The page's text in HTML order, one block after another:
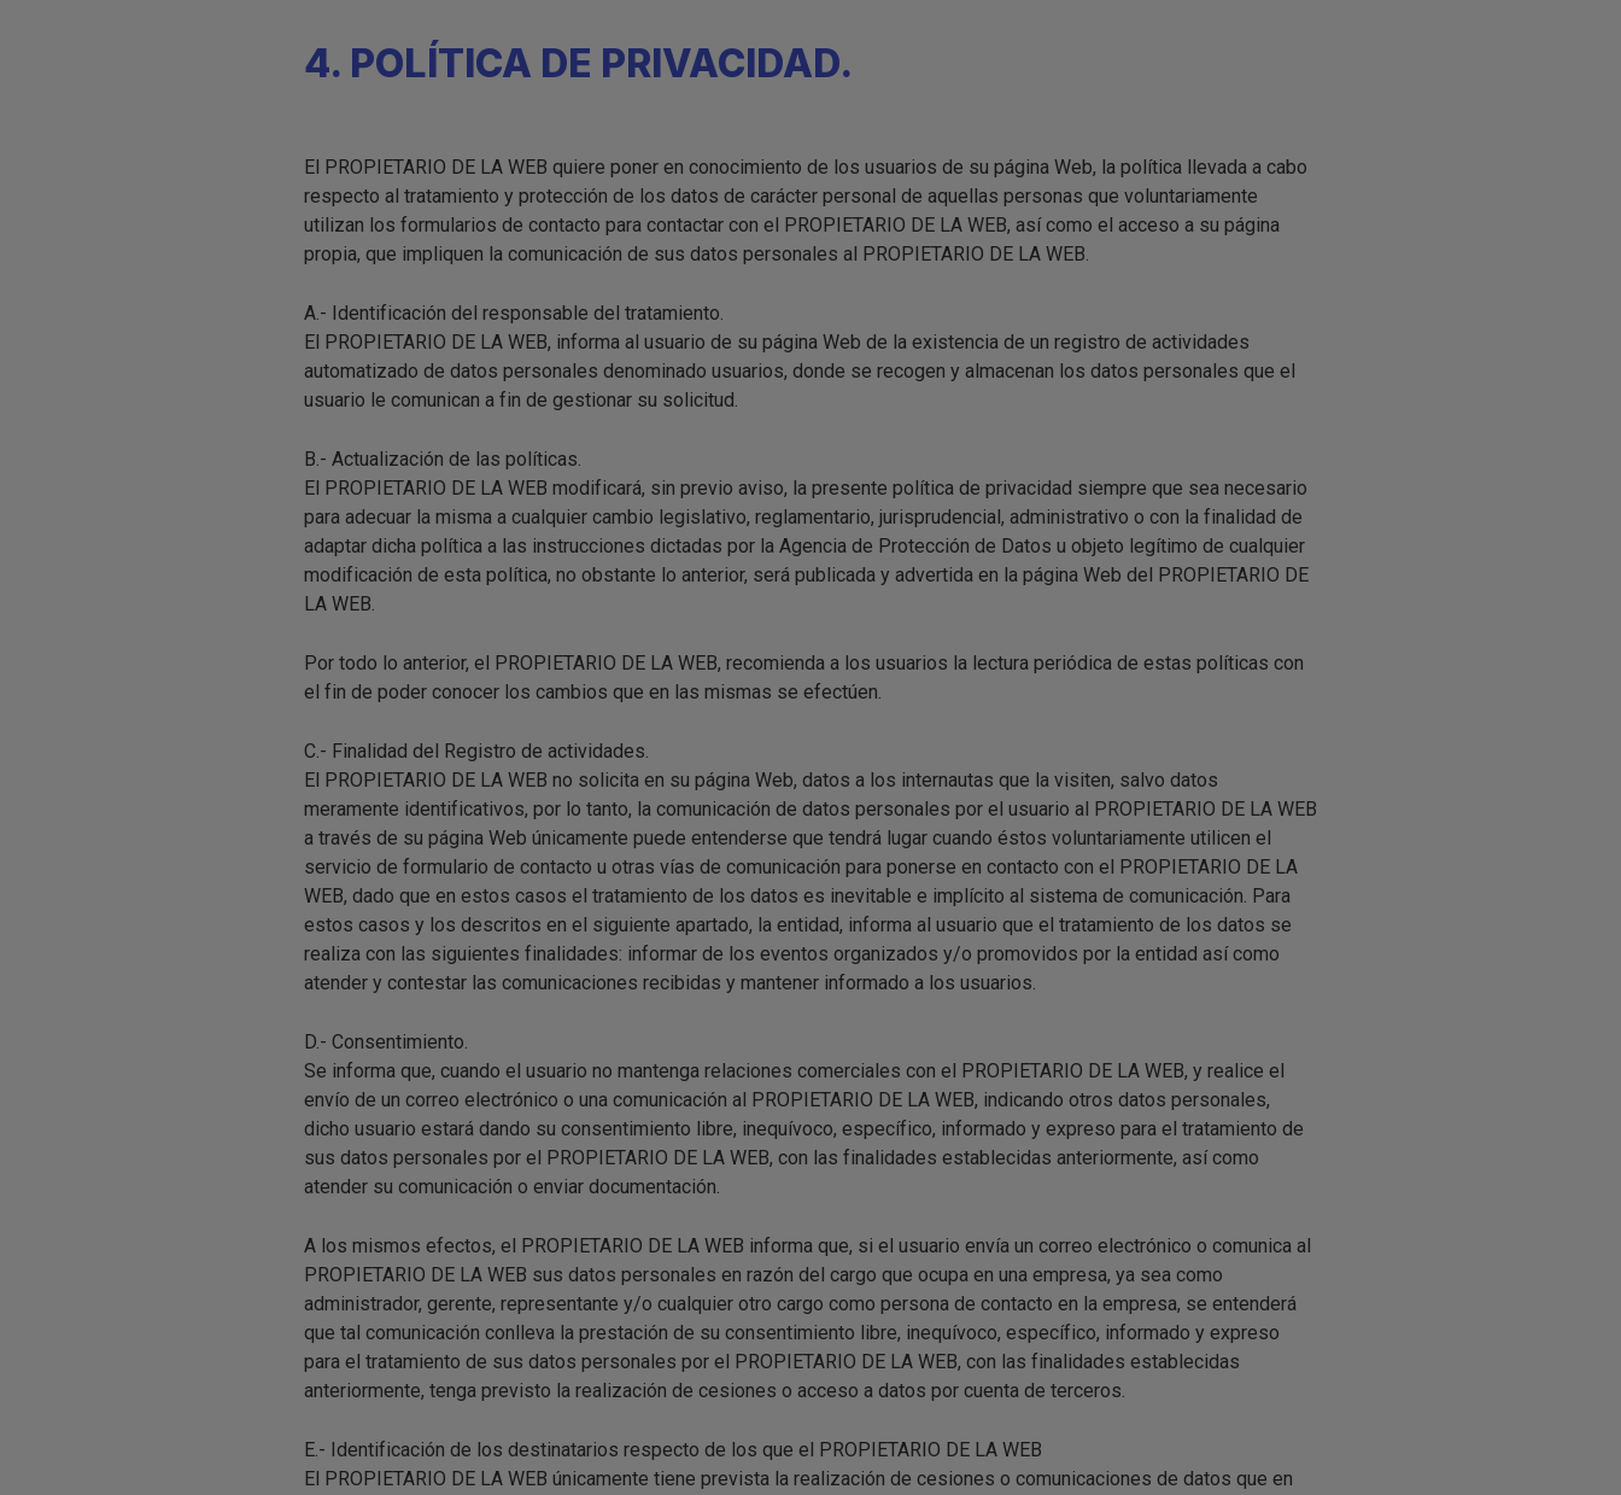
4. POLÍTICA DE PRIVACIDAD.
El PROPIETARIO DE LA WEB quiere poner en conocimiento de los usuarios de su página Web, la política llevada a cabo
respecto al tratamiento y protección de los datos de carácter personal de aquellas personas que voluntariamente
utilizan los formularios de contacto para contactar con el PROPIETARIO DE LA WEB, así como el acceso a su página
propia, que impliquen la comunicación de sus datos personales al PROPIETARIO DE LA WEB.
A.- Identificación del responsable del tratamiento.
El PROPIETARIO DE LA WEB, informa al usuario de su página Web de la existencia de un registro de actividades
automatizado de datos personales denominado usuarios, donde se recogen y almacenan los datos personales que el
usuario le comunican a fin de gestionar su solicitud.
B.- Actualización de las políticas.
El PROPIETARIO DE LA WEB modificará, sin previo aviso, la presente política de privacidad siempre que sea necesario
para adecuar la misma a cualquier cambio legislativo, reglamentario, jurisprudencial, administrativo o con la finalidad de
adaptar dicha política a las instrucciones dictadas por la Agencia de Protección de Datos u objeto legítimo de cualquier
modificación de esta política, no obstante lo anterior, será publicada y advertida en la página Web del PROPIETARIO DE
LA WEB.
Por todo lo anterior, el PROPIETARIO DE LA WEB, recomienda a los usuarios la lectura periódica de estas políticas con
el fin de poder conocer los cambios que en las mismas se efectúen.
C.- Finalidad del Registro de actividades.
El PROPIETARIO DE LA WEB no solicita en su página Web, datos a los internautas que la visiten, salvo datos
meramente identificativos, por lo tanto, la comunicación de datos personales por el usuario al PROPIETARIO DE LA WEB
a través de su página Web únicamente puede entenderse que tendrá lugar cuando éstos voluntariamente utilicen el
servicio de formulario de contacto u otras vías de comunicación para ponerse en contacto con el PROPIETARIO DE LA
WEB, dado que en estos casos el tratamiento de los datos es inevitable e implícito al sistema de comunicación. Para
estos casos y los descritos en el siguiente apartado, la entidad, informa al usuario que el tratamiento de los datos se
realiza con las siguientes finalidades: informar de los eventos organizados y/o promovidos por la entidad así como
atender y contestar las comunicaciones recibidas y mantener informado a los usuarios.
D.- Consentimiento.
Se informa que, cuando el usuario no mantenga relaciones comerciales con el PROPIETARIO DE LA WEB, y realice el
envío de un correo electrónico o una comunicación al PROPIETARIO DE LA WEB, indicando otros datos personales,
dicho usuario estará dando su consentimiento libre, inequívoco, específico, informado y expreso para el tratamiento de
sus datos personales por el PROPIETARIO DE LA WEB, con las finalidades establecidas anteriormente, así como
atender su comunicación o enviar documentación.
A los mismos efectos, el PROPIETARIO DE LA WEB informa que, si el usuario envía un correo electrónico o comunica al
PROPIETARIO DE LA WEB sus datos personales en razón del cargo que ocupa en una empresa, ya sea como
administrador, gerente, representante y/o cualquier otro cargo como persona de contacto en la empresa, se entenderá
que tal comunicación conlleva la prestación de su consentimiento libre, inequívoco, específico, informado y expreso
para el tratamiento de sus datos personales por el PROPIETARIO DE LA WEB, con las finalidades establecidas
anteriormente, tenga previsto la realización de cesiones o acceso a datos por cuenta de terceros.
E.- Identificación de los destinatarios respecto de los que el PROPIETARIO DE LA WEB
El PROPIETARIO DE LA WEB únicamente tiene prevista la realización de cesiones o comunicaciones de datos que en